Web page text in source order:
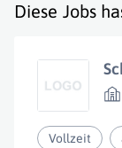
Diese Jobs
Vollzeit